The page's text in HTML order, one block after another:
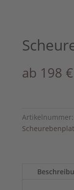
ab 198 €
Artikelnummer: